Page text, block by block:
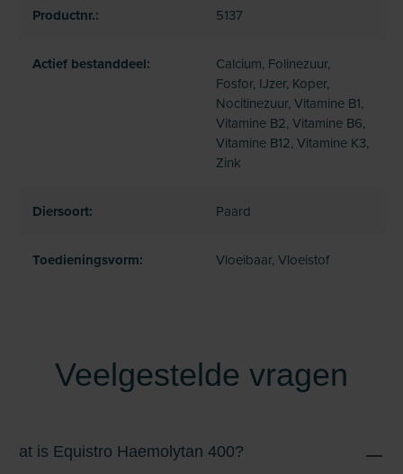
Productnr.: 5137
Actief bestanddeel:
Calcium, Folinezuur,
Fosfor, IJzer, Koper,
Nocitinezuur, Vitamine B1,
Vitamine B2, Vitamine B6,
Vitamine B12, Vitamine K3,
Zink
Diersoort: Paard
Toedieningsvorm: Vloeibaar, Vloeistof
Veelgestelde vragen
at is Equistro Haemolytan 400?